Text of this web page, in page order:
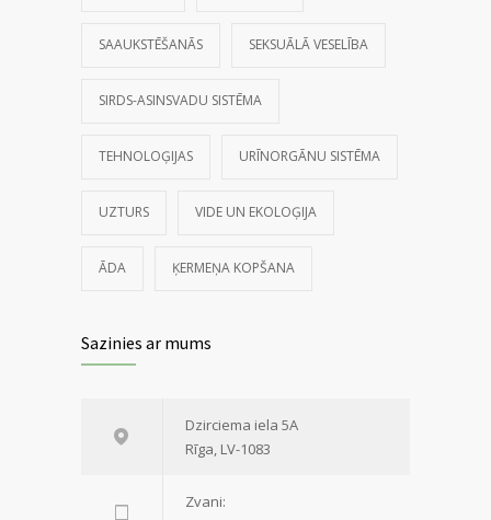
SAAUKSTĒŠANĀS SEKSUĀLĀ VESELĪBA
SIRDS-ASINSVADU SISTĒMA
TEHNOLOĢIJAS URĪNORGĀNU SISTĒMA
UZTURS VIDE UN EKOLOĢIJA
ĀDA ĶERMEŅA KOPŠANA
Sazinies ar mums
Dzirciema iela 5A
Rīga, LV-1083
Zvani: